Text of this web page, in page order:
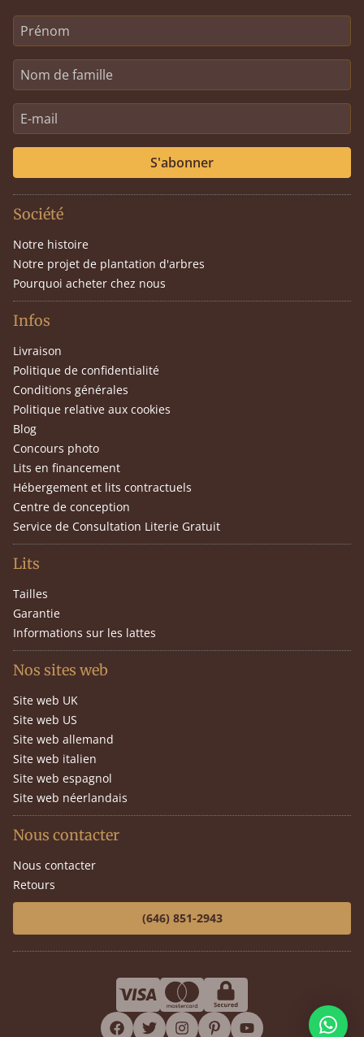
S'abonner
Société
Notre histoire
Notre projet de plantation d'arbres
Pourquoi acheter chez nous
Infos
Livraison
Politique de confidentialité
Conditions générales
Politique relative aux cookies
Blog
Concours photo
Lits en financement
Hébergement et lits contractuels
Centre de conception
Service de Consultation Literie Gratuit
Lits
Tailles
Garantie
Informations sur les lattes
Nos sites web
Site web UK
Site web US
Site web allemand
Site web italien
Site web espagnol
Site web néerlandais
Nous contacter
Nous contacter
Retours
(646) 851-2943